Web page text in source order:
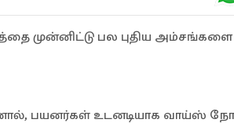
முன்னிட்டு பல புதிய அம்சங்களை
பயனர்கள் உடனடியாக வாய்ஸ்